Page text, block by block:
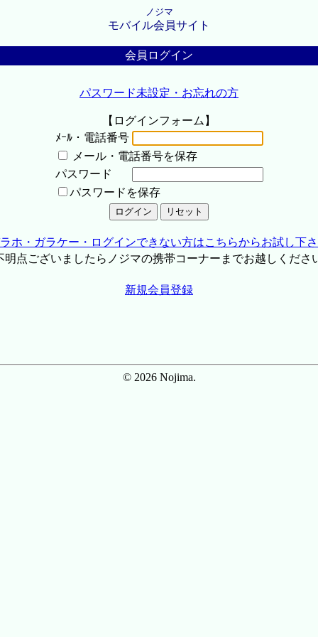
ノジマ
モバイル会員サイト
会員ログイン
パスワード未設定・お忘れの方
【ログインフォーム】
ﾒｰﾙ・電話番号
メール・電話番号を保存
パスワード
パスワードを保存
ホ・ガラケー・ログインできない方はこちらからお試し下
点ございましたらノジマの携帯コーナーまでお越しくださ
新規会員登録
© 2026 Nojima.